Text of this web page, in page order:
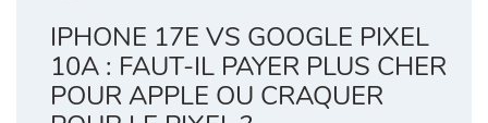
IPHONE 17E VS GOOGLE PIXEL
10A : FAUT-IL PAYER PLUS CHER
POUR APPLE OU CRAQUER